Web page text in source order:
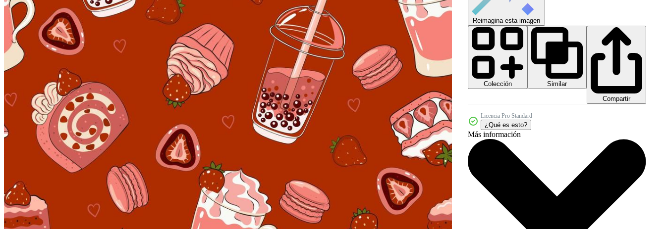
Reimagina esta imagen
Colección
Similar
Compartir
Licencia Pro Standard
¿Qué es esto?
Más información